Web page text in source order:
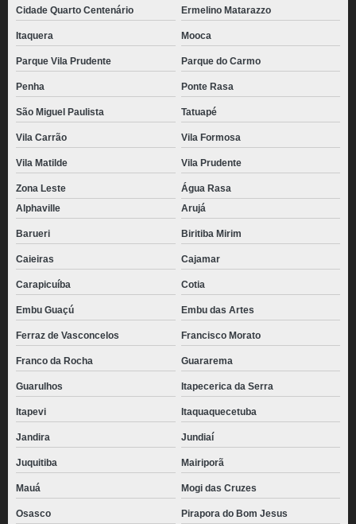
Cidade Quarto Centenário Ermelino Matarazzo
Itaquera Mooca
Parque Vila Prudente Parque do Carmo
Penha Ponte Rasa
São Miguel Paulista Tatuapé
Vila Carrão Vila Formosa
Vila Matilde Vila Prudente
Zona Leste
Água Rasa
Alphaville
Arujá
Barueri Biritiba Mirim
Caieiras Cajamar
Carapicuíba Cotia
Embu Guaçú Embu das Artes
Ferraz de Vasconcelos Francisco Morato
Franco da Rocha Guararema
Guarulhos Itapecerica da Serra
Itapevi Itaquaquecetuba
Jandira Jundiaí
Juquitiba Mairiporã
Mauá Mogi das Cruzes
Osasco Pirapora do Bom Jesus